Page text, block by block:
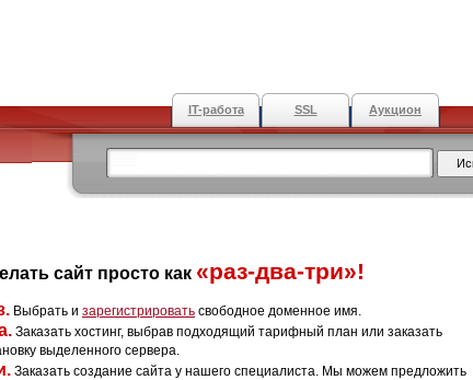
IT-работа SSL Аукцион
сайт просто как «раз-два-три»!
Выбрать и зарегистрировать свободное доменное имя.
Заказать хостинг, выбрав подходящий тарифный план или заказать
выделенного сервера.
Заказать создание сайта у нашего специалиста. Мы можем предложить